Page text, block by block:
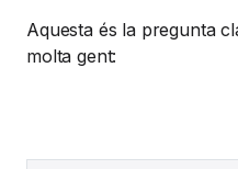
Aquesta és la pregunta
molta gent: